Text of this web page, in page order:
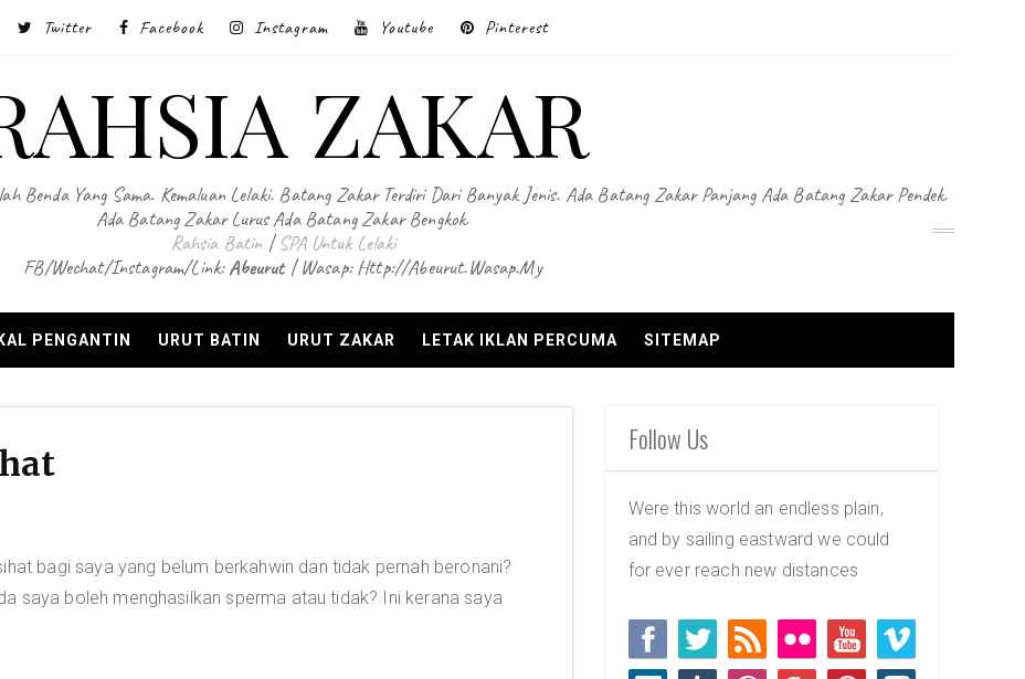
Twitter Facebook Instagram Youtube Pinterest
ZAKAR
Benda Yang Sama. Kemaluan Lelaki. Batang Zakar Terdiri Dari Banyak Jenis. Ada Batang Zakar Panjang Ada Batang Zakar Pendek.
Ada Batang Zakar Lurus Ada Batang Zakar Bengkok.
Rahsia Batin | SPA Untuk Lelaki
FB/Wechat/Instagram/Link:Abeurut| Wasap: Http://abeurut.wasap.my
PENGANTIN URUT BATIN URUT ZAKAR LETAK IKLAN PERCUMA SITEMAP
bagi saya yang belum berkahwin dan tidak pernah beronani?
saya boleh menghasilkan sperma atau tidak? Ini kerana saya
Follow Us
Were this world an endless plain,
and by sailing eastward we could
for ever reach new distances